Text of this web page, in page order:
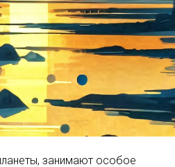
занимают особое